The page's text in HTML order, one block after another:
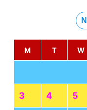
M
T W
3 4 5